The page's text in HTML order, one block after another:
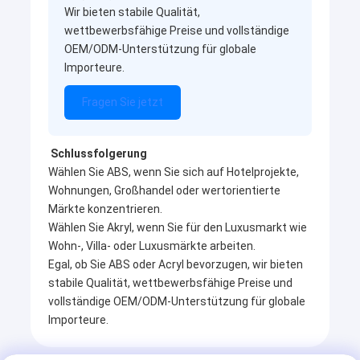
DUSCHBILDSCHIRM
Duschtür
Wir bieten stabile Qualität,
wettbewerbsfähige Preise und vollständige
OEM/ODM-Unterstützung für globale
Importeure.
Fragen Sie jetzt
Schlussfolgerung
Wählen Sie ABS, wenn Sie sich auf Hotelprojekte,
Wohnungen, Großhandel oder wertorientierte
Märkte konzentrieren.
Wählen Sie Akryl, wenn Sie für den Luxusmarkt wie
Wohn-, Villa- oder Luxusmärkte arbeiten.
Egal, ob Sie ABS oder Acryl bevorzugen, wir bieten
stabile Qualität, wettbewerbsfähige Preise und
vollständige OEM/ODM-Unterstützung für globale
Importeure.